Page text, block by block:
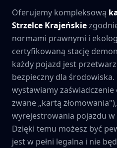
Oferujemy kompleksową
Strzelce Krajeńskie
normami prawnymi i
certyfikowaną stację
każdy pojazd jest
bezpieczny dla
wystawiamy
zwane „kartą
wyrejestrowania pojazdu
Dzięki temu możesz być
jest w pełni legalna i nie